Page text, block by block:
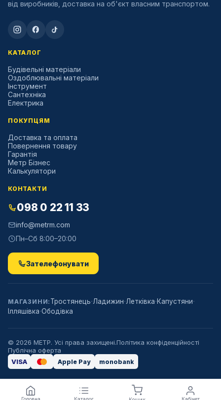
Головна Каталог Кабінет
від виробників, доставка на об'єкт власним транспортом.
КАТАЛОГ
Будівельні матеріали
Оздоблювальні матеріали
Інструмент
Сантехніка
Електрика
ПОКУПЦЯМ
Доставка та оплата
Повернення товару
Гарантія
Метр Бізнес
Калькулятори
КОНТАКТИ
098 0 22 11 33
info@metrm.com
Пн–Сб 8:00–20:00
Зателефонувати
МАГАЗИНИ: Тростянець·Ладижин·Летківка·Капустяни·
Ілляшівка·Ободівка
© 2026 МЕТР. Усі права захищені.Політика конфіденційності
Публічна оферта
VISA
Apple Pay monobank